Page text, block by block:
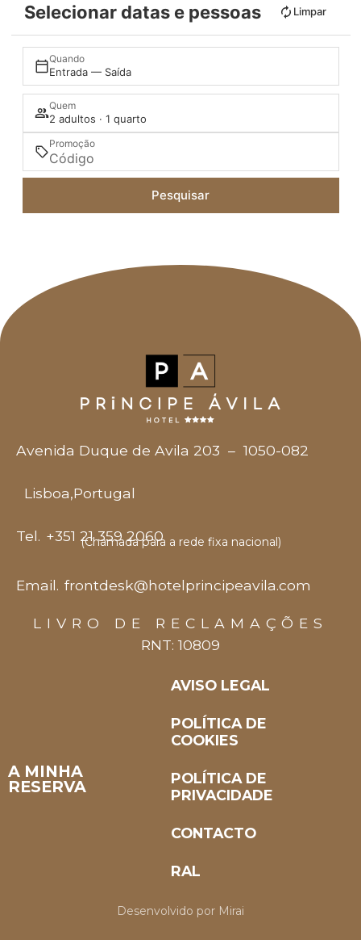
Selecionar datas e pessoas Limpar
Quando
Entrada — Saída
Quem
2 adultos · 1 quarto
Promoção
Pesquisar
Avenida Duque de Avila 203 – 1050-082
Lisboa,Portugal
Tel. +351 21 359 2060
(Chamada para a rede fixa nacional)
Email. frontdesk@hotelprincipeavila.com
LIVRO DE RECLAMAÇÕES
RNT: 10809
A MINHA
RESERVA
AVISO LEGAL
POLÍTICA DE
COOKIES
POLÍTICA DE
PRIVACIDADE
CONTACTO
RAL
Desenvolvido por Mirai